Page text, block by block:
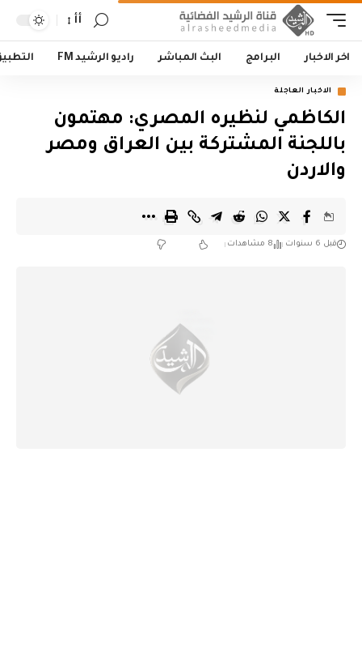
أأ
اخر الاخبار البرامج البث المباشر راديو الرشيد FM
الاخبار العاجلة
الكاظمي لنظيره المصري: مهتمون
باللجنة المشتركة بين العراق ومصر
والاردن
قبل 6 سنوات 8 مشاهدات